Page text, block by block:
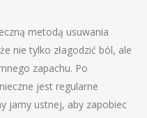
metodą usuwania
nie tylko złagodzić ból, ale
zapachu. Po
jest regularne
jamy ustnej, aby zapobiec